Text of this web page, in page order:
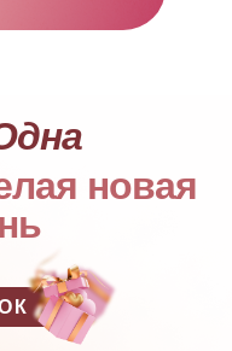
новая